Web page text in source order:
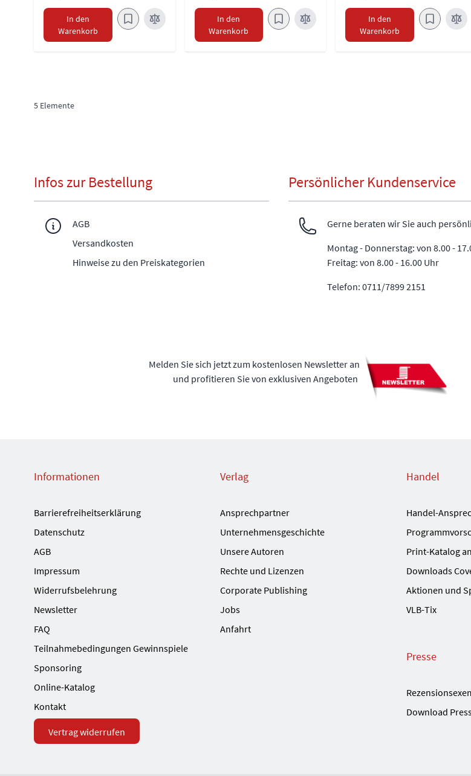
In den
Warenkorb
In den
Warenkorb
In den
Warenkorb
5 Elemente
Infos zur Bestellung
AGB
Versandkosten
Hinweise zu den Preiskategorien
Persönlicher Kundenservice
Gerne beraten wir Sie auch
Montag - Donnerstag: von 8.00 -
Freitag: von 8.00 - 16.00 Uhr
Telefon: 0711/7899 2151
Melden Sie sich jetzt zum kostenlosen Newsletter an
und profitieren Sie von exklusiven Angeboten
Informationen
Barrierefreiheitserklärung
Datenschutz
AGB
Impressum
Widerrufsbelehrung
Newsletter
FAQ
Teilnahmebedingungen Gewinnspiele
Sponsoring
Online-Katalog
Kontakt
Vertrag widerrufen
Verlag
Ansprechpartner
Unternehmensgeschichte
Unsere Autoren
Rechte und Lizenzen
Corporate Publishing
Jobs
Anfahrt
Handel
Handel-
Print-Katalog
Downloads
Aktionen und
VLB-Tix
Presse
Download